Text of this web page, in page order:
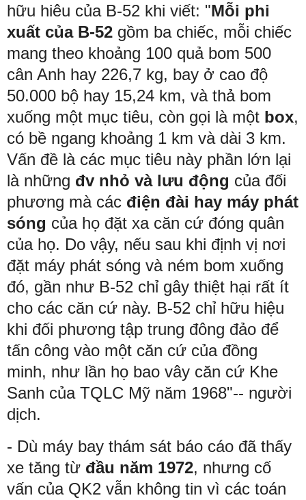
hữu hiêu của B-52 khi viết: "Mỗi phi
xuất của B-52 gồm ba chiếc, mỗi chiếc
mang theo khoảng 100 quả bom 500
cân Anh hay 226,7 kg, bay ở cao độ
50.000 bộ hay 15,24 km, và thả bom
xuống một mục tiêu, còn gọi là một box,
có bề ngang khoảng 1 km và dài 3 km.
Vấn đề là các mục tiêu này phần lớn lại
là những đv nhỏ và lưu động của đối
phương mà các điện đài hay máy phát
sóng của họ đặt xa căn cứ đóng quân
của họ. Do vậy, nếu sau khi định vị nơi
đặt máy phát sóng và ném bom xuống
đó, gần như B-52 chỉ gây thiệt hại rất ít
cho các căn cứ này. B-52 chỉ hữu hiệu
khi đối phương tập trung đông đảo để
tấn công vào một căn cứ của đồng
minh, như lần họ bao vây căn cứ Khe
Sanh của TQLC Mỹ năm 1968"-- người
dịch.
- Dù máy bay thám sát báo cáo đã thấy
xe tăng từ đầu năm 1972, nhưng cố
vấn của QK2 vẫn không tin vì các toán